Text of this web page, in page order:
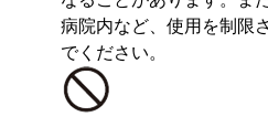
病院内など、使用を制限
でください。